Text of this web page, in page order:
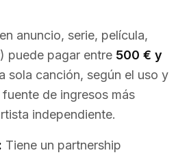
anuncio, serie, película,
puede pagar entre 500 € y
sola canción, según el uso y
de ingresos más
independiente.
Tiene un partnership